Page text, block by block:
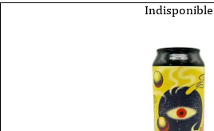
Indisponible